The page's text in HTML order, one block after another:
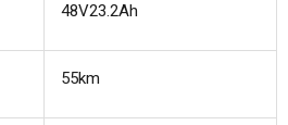
48V23.2Ah
55km